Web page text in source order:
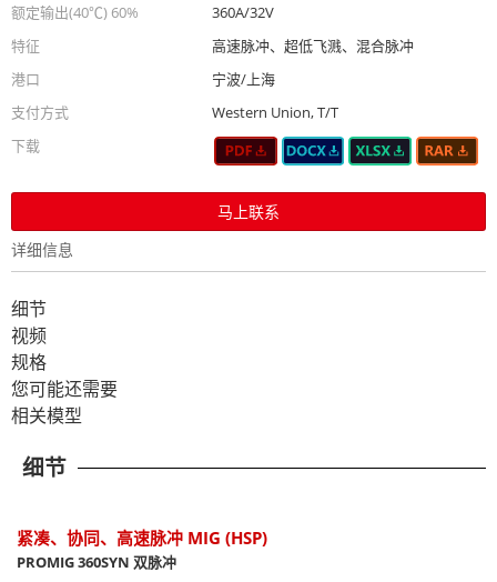
额定输出(40℃) 60%
360A/32V
特征
高速脉冲、超低飞溅、混合脉冲
港口
宁波/上海
支付方式
Western Union, T/T
下载
马上联系
详细信息
细节
视频
规格
您可能还需要
相关模型
细节
紧凑、协同、高速脉冲 MIG (HSP)
PROMIG 360SYN 双脉冲